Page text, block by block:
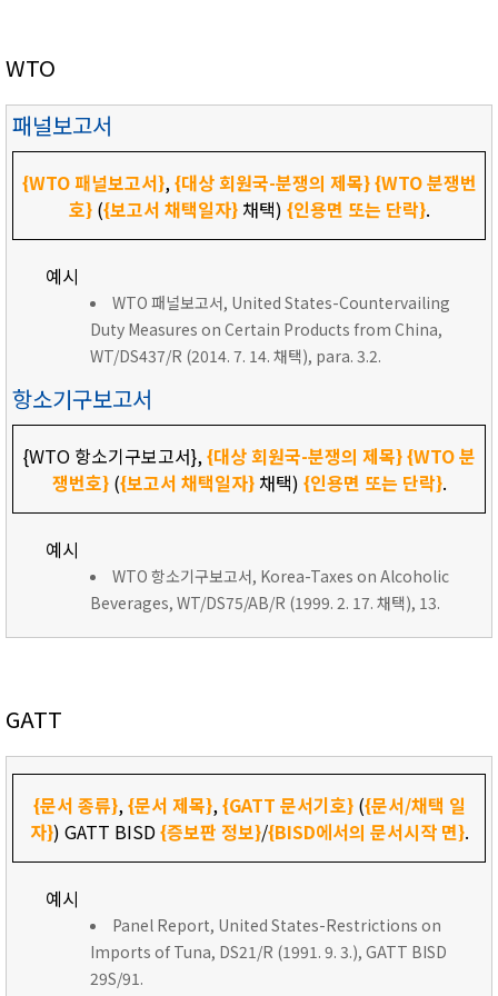
WTO
패널보고서
{WTO 패널보고서},{대상 회원국-분쟁의 제목}{WTO 분쟁번
호}({보고서 채택일자}채택) {인용면 또는 단락}.
예시
WTO 패널보고서, United States-Countervailing
Duty Measures on Certain Products from China,
WT/DS437/R (2014. 7. 14. 채택), para. 3.2.
항소기구보고서
{WTO 항소기구보고서},{대상 회원국-분쟁의 제목}{WTO 분
쟁번호}({보고서 채택일자}채택) {인용면 또는 단락}.
예시
WTO 항소기구보고서, Korea-Taxes on Alcoholic
Beverages, WT/DS75/AB/R (1999. 2. 17. 채택), 13.
GATT
{문서 종류},{문서 제목},{GATT 문서기호}({문서/채택 일
자}) GATT BISD{증보판 정보}/{BISD에서의 문서시작 면}.
예시
Panel Report, United States-Restrictions on
Imports of Tuna, DS21/R (1991. 9. 3.), GATT BISD
29S/91.